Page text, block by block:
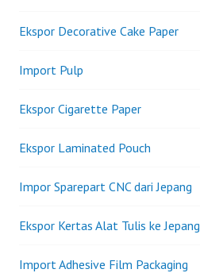
Ekspor Decorative Cake Paper
Import Pulp
Ekspor Cigarette Paper
Ekspor Laminated Pouch
Impor Sparepart CNC dari Jepang
Ekspor Kertas Alat Tulis ke Jepang
Import Adhesive Film Packaging